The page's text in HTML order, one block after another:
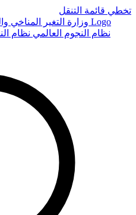
تخطي قائمة التنقل
Logo
نظام النجوم العالمي